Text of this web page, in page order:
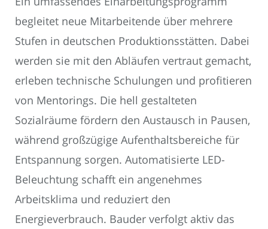
begleitet neue Mitarbeitende über mehrere
Stufen in deutschen Produktionsstätten. Dabei
werden sie mit den Abläufen vertraut gemacht,
erleben technische Schulungen und profitieren
von Mentorings. Die hell gestalteten
Sozialräume fördern den Austausch in Pausen,
während großzügige Aufenthaltsbereiche für
Entspannung sorgen. Automatisierte LED-
Beleuchtung schafft ein angenehmes
Arbeitsklima und reduziert den
Energieverbrauch. Bauder verfolgt aktiv das